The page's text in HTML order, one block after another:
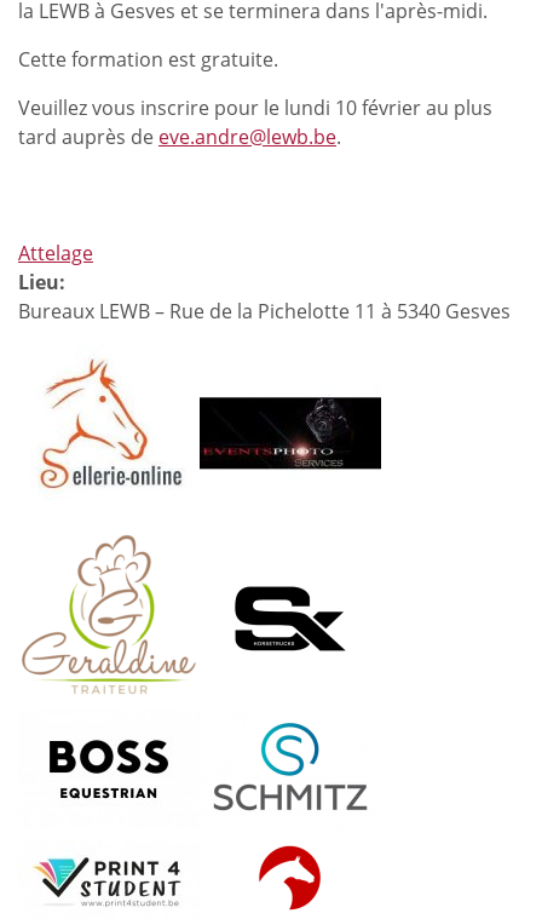
la LEWB à Gesves et se terminera dans l'après-midi.
Cette formation est gratuite.
Veuillez vous inscrire pour le lundi 10 février au plus
tard auprès de eve.andre@lewb.be.
Attelage
Lieu:
Bureaux LEWB – Rue de la Pichelotte 11 à 5340 Gesves